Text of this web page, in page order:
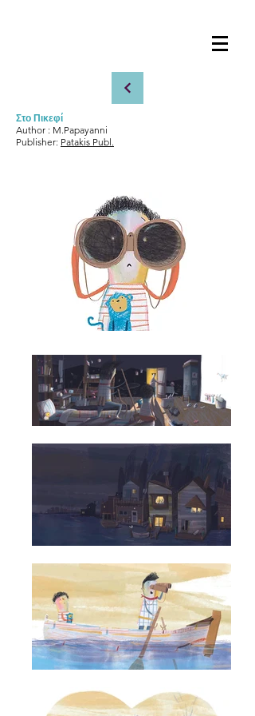
Στο Πικεφί
Author : M.Papayanni
Publisher: Patakis Publ.